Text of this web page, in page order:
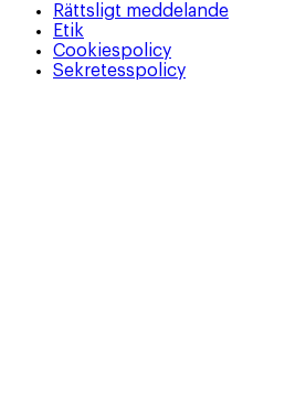
Rättsligt meddelande
Etik
Cookiespolicy
Sekretesspolicy